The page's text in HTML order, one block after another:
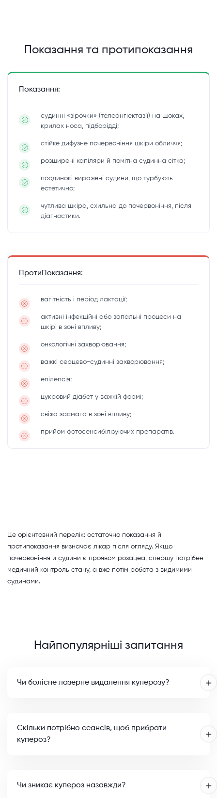
Показання та протипоказання
Показання:
судинні «зірочки» (телеангіектазії) на щоках,
крилах носа, підборідді;
стійке дифузне почервоніння шкіри обличчя;
розширені капіляри й помітна судинна сітка;
поодинокі виражені судини, що турбують
естетично;
чутлива шкіра, схильна до почервоніння, після
діагностики.
ПротиПоказання:
вагітність і період лактації;
активні інфекційні або запальні процеси на
шкірі в зоні впливу;
онкологічні захворювання;
важкі серцево-судинні захворювання;
епілепсія;
цукровий діабет у важкій формі;
свіжа засмага в зоні впливу;
прийом фотосенсибілізуючих препаратів.
Це орієнтовний перелік: остаточно показання й
протипоказання визначає лікар після огляду. Якщо
почервоніння й судини є проявом розацеа, спершу потрібен
медичний контроль стану, а вже потім робота з видимими
судинами.
Найпопулярніші запитання
Чи болісне лазерне видалення куперозу?
Скільки потрібно сеансів, щоб прибрати
купероз?
Чи зникає купероз назавжди?